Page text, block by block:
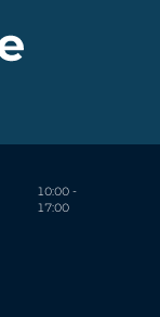
10:00 -
17:00